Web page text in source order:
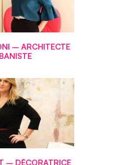
– ARCHITECTE
– DÉCORATRICE